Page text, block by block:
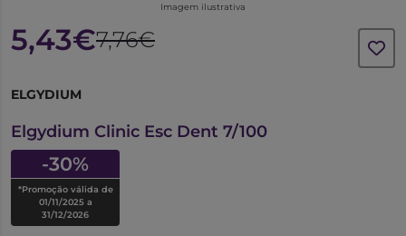
Imagem ilustrativa
5,43€7,76€
ELGYDIUM
Elgydium Clinic Esc Dent 7/100
-30%
*Promoção válida de
01/11/2025 a
31/12/2026